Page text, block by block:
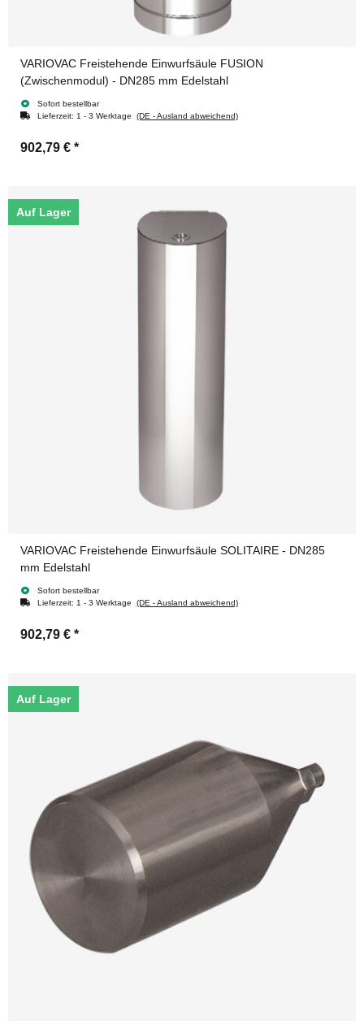
VARIOVAC Freistehende Einwurfsäule FUSION
(Zwischenmodul) - DN285 mm Edelstahl
Sofort bestellbar
Lieferzeit: 1 - 3 Werktage (DE - Ausland abweichend)
902,79 € *
Auf Lager
VARIOVAC Freistehende Einwurfsäule SOLITAIRE - DN285
mm Edelstahl
Sofort bestellbar
Lieferzeit: 1 - 3 Werktage (DE - Ausland abweichend)
902,79 € *
Auf Lager